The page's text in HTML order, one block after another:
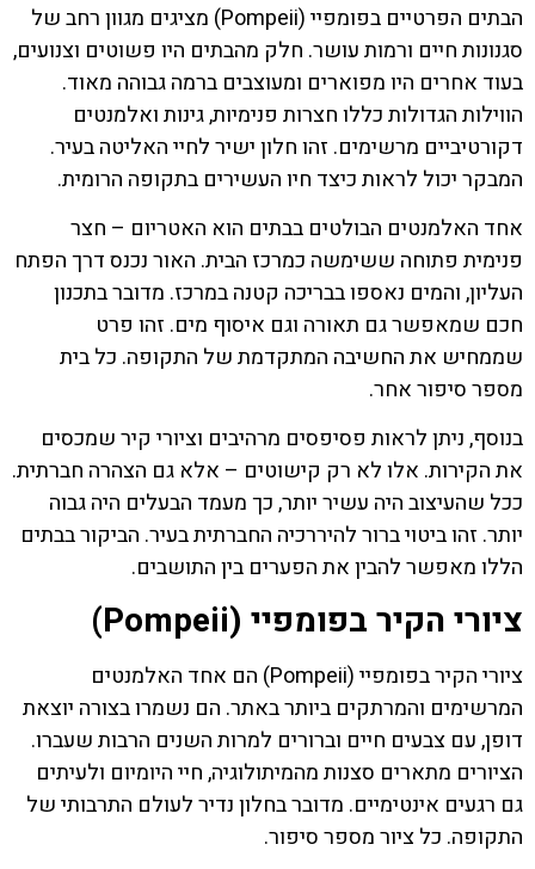
הבתים הפרטיים בפומפיי (Pompeii) מציגים מגוון רחב של
סגנונות חיים ורמות עושר. חלק מהבתים היו פשוטים וצנועים,
בעוד אחרים היו מפוארים ומעוצבים ברמה גבוהה מאוד.
הווילות הגדולות כללו חצרות פנימיות, גינות ואלמנטים
דקורטיביים מרשימים. זהו חלון ישיר לחיי האליטה בעיר.
המבקר יכול לראות כיצד חיו העשירים בתקופה הרומית.
אחד האלמנטים הבולטים בבתים הוא האטריום – חצר
פנימית פתוחה ששימשה כמרכז הבית. האור נכנס דרך הפתח
העליון, והמים נאספו בבריכה קטנה במרכז. מדובר בתכנון
חכם שמאפשר גם תאורה וגם איסוף מים. זהו פרט
שממחיש את החשיבה המתקדמת של התקופה. כל בית
מספר סיפור אחר.
בנוסף, ניתן לראות פסיפסים מרהיבים וציורי קיר שמכסים
את הקירות. אלו לא רק קישוטים – אלא גם הצהרה חברתית.
ככל שהעיצוב היה עשיר יותר, כך מעמד הבעלים היה גבוה
יותר. זהו ביטוי ברור להיררכיה החברתית בעיר. הביקור בבתים
הללו מאפשר להבין את הפערים בין התושבים.
ציורי הקיר בפומפיי (Pompeii)
ציורי הקיר בפומפיי (Pompeii) הם אחד האלמנטים
המרשימים והמרתקים ביותר באתר. הם נשמרו בצורה יוצאת
דופן, עם צבעים חיים וברורים למרות השנים הרבות שעברו.
הציורים מתארים סצנות מהמיתולוגיה, חיי היומיום ולעיתים
גם רגעים אינטימיים. מדובר בחלון נדיר לעולם התרבותי של
התקופה. כל ציור מספר סיפור.